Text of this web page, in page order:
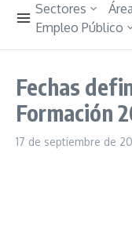
Sectores
Empleo Público
Fechas
Formación
17 de septiembre de